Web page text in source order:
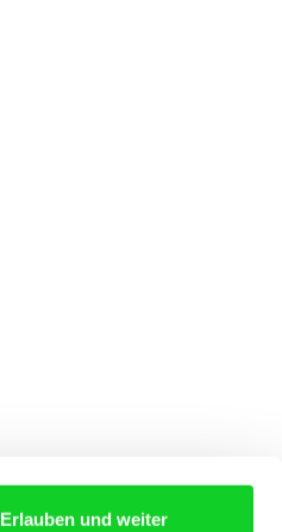
Erlauben und weiter